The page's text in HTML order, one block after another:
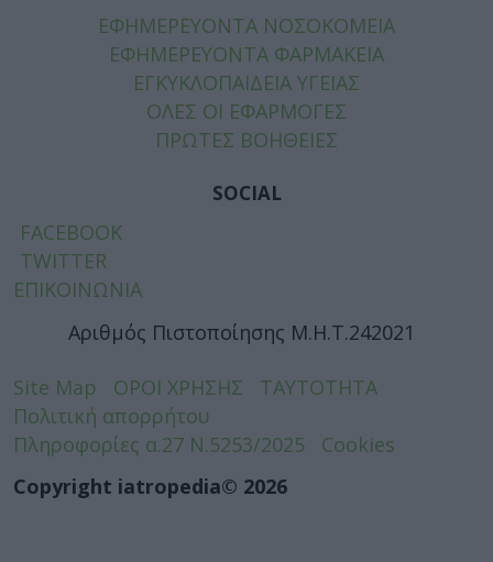
ΕΦΗΜΕΡΕΥΟΝΤΑ ΝΟΣΟΚΟΜΕΙΑ
ΕΦΗΜΕΡΕΥΟΝΤΑ ΦΑΡΜΑΚΕΙΑ
ΕΓΚΥΚΛΟΠΑΙΔΕΙΑ ΥΓΕΙΑΣ
ΟΛΕΣ ΟΙ ΕΦΑΡΜΟΓΕΣ
ΠΡΩΤΕΣ ΒΟΗΘΕΙΕΣ
SOCIAL
FACEBOOK
TWITTER
ΕΠΙΚΟΙΝΩΝΙΑ
Αριθμός Πιστοποίησης Μ.Η.Τ.242021
Site Map ΟΡΟΙ ΧΡΗΣΗΣ
ΤΑΥΤΟΤΗΤΑ
Πολιτική απορρήτου
Πληροφορίες α.27 Ν.5253/2025
Cookies
Copyright iatropedia© 2026